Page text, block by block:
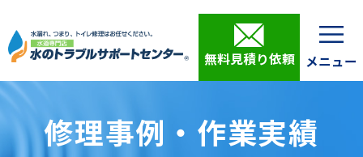
無料見積り依頼
修理事例・作業実績